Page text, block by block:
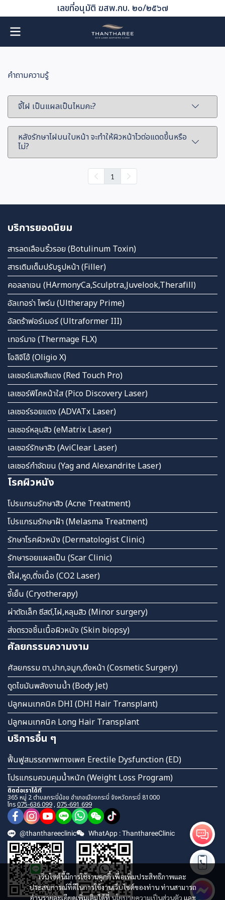
เลขที่อนุมัติ ฆสพ.กบ. ๒๐/๒๕๖๗
คำถามความรู้
จี้ไฝ เป็นแผลเป็นไหมคะ?
หลังรักษาไฝบนใบหน้า จะทำให้ผิวหน้าไวต่อแดดขึ้นหรือ
ไม่?
1
เว็บไซต์นี้มีการใช้งานคุกกี้ เพื่อเพิ่มประสิทธิภาพและ
ประสบการณ์ที่ดีในการใช้งานเว็บไซต์ของท่าน ท่านสามารถ
อ่านรายละเอียดเพิ่มเติมได้ที่นโยบายความเป็นส่วนตัว และ
บริการยอดนิยม
สารลดเลือนริ้วรอย (Botulinum Toxin)
สารเติมเต็มปรับรูปหน้า (Filler)
คอลลาเจน (HArmonyCa,Sculptra,Juvelook,Therafill)
อัลเทอร่า ไพร์ม (Ultherapy Prime)
อัลตร้าฟอร์เมอร์ (Ultraformer III)
เทอร์มาจ (Thermage FLX)
โอลิจิโอ้ (Oligio X)
เลเซอร์แสงสีแดง (Red Touch Pro)
เลเซอร์พิโคหน้าใส (Pico Discovery Laser)
เลเซอร์รอยแดง (ADVATx Laser)
เลเซอร์หลุมสิว (eMatrix Laser)
เลเซอร์รักษาสิว (AviClear Laser)
เลเซอร์กำจัดขน (Yag and Alexandrite Laser)
โรคผิวหนัง
โปรแกรมรักษาสิว (Acne Treatment)
โปรแกรมรักษาฝ้า (Melasma Treatment)
รักษาโรคผิวหนัง (Dermatologist Clinic)
รักษารอยแผลเป็น (Scar Clinic)
จี้ไฝ,หูด,ติ่งเนื้อ (CO2 Laser)
จี้เย็น (Cryotherapy)
ผ่าตัดเล็ก ซีสต์,ไฝ,หลุมสิว (Minor surgery)
ส่งตรวจชิ้นเนื้อผิวหนัง (Skin biopsy)
ศัลยกรรมความงาม
ศัลยกรรม ตา,ปาก,จมูก,ดึงหน้า (Cosmetic Surgery)
ดูดไขมันพลังงานน้ำ (Body Jet)
ปลูกผมเทคนิค DHI (DHI Hair Transplant)
ปลูกผมเทคนิค Long Hair Transplant
บริการอื่น ๆ
ฟื้นฟูสมรรถภาพทางเพศ Erectile Dysfunction (ED)
โปรแกรมควบคุมน้ำหนัก (Weight Loss Program)
ติดต่อเราได้ที่
365 หมู่ 2 ตำบลกระบี่น้อย อำเภอเมืองกระบี่ จังหวัดกระบี่ 81000
โทร075-636 099,075-691 699
@thanthareeclinic WhatApp : ThanthareeClinic